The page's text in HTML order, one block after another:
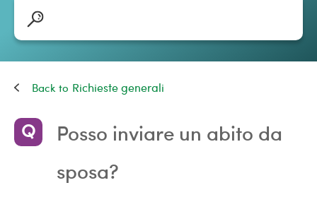
Richieste generali
Posso inviare un abito da
sposa?